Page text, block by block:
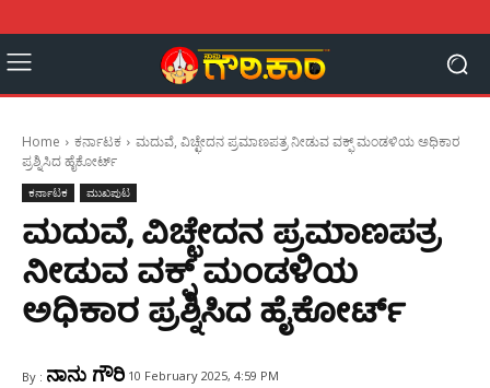
Home ಕರ್ನಾಟಕ
ಮದುವೆ, ವಿಚ್ಛೇದನ ಪ್ರಮಾಣಪತ್ರ ನೀಡುವ ವಕ್ಫ್ ಮಂಡಳಿಯ ಅಧಿಕಾರ
ಪ್ರಶ್ನಿಸಿದ ಹೈಕೋರ್ಟ್
ಕರ್ನಾಟಕ ಮುಖಪುಟ
ಮದುವೆ, ವಿಚ್ಛೇದನ ಪ್ರಮಾಣಪತ್ರ
ನೀಡುವ ವಕ್ಫ್ ಮಂಡಳಿಯ
ಅಧಿಕಾರ ಪ್ರಶ್ನಿಸಿದ ಹೈಕೋರ್ಟ್
By : ನಾನು ಗೌರಿ 10 February 2025, 4:59 PM